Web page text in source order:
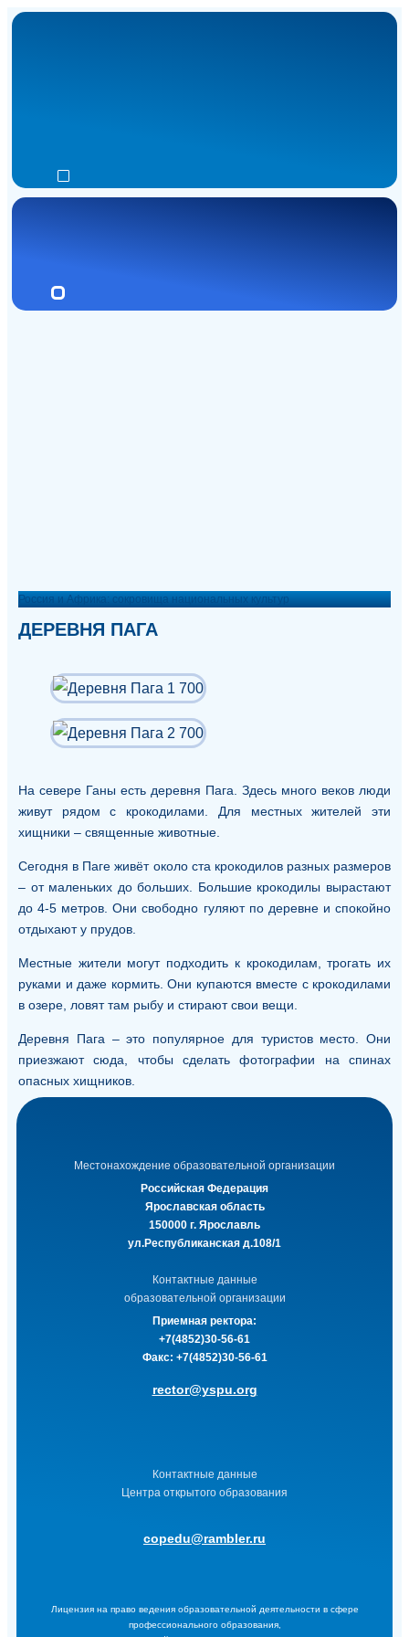
Россия и Африка: сокровища национальных культур
ДЕРЕВНЯ ПАГА
На севере Ганы есть деревня Пага. Здесь много веков люди
живут рядом с крокодилами. Для местных жителей эти
хищники – священные животные.
Сегодня в Паге живёт около ста крокодилов разных размеров
– от маленьких до больших. Большие крокодилы вырастают
до 4-5 метров. Они свободно гуляют по деревне и спокойно
отдыхают у прудов.
Местные жители могут подходить к крокодилам, трогать их
руками и даже кормить. Они купаются вместе с крокодилами
в озере, ловят там рыбу и стирают свои вещи.
Деревня Пага – это популярное для туристов место. Они
приезжают сюда, чтобы сделать фотографии на спинах
опасных хищников.
Местонахождение образовательной организации
Российская Федерация
Ярославская область
150000 г. Ярославль
ул.Республиканская д.108/1
Контактные данные
образовательной организации
Приемная ректора:
+7(4852)30-56-61
Факс: +7(4852)30-56-61
rector@yspu.org
Контактные данные
Центра открытого образования
copedu@rambler.ru
Лицензия на право ведения образовательной деятельности в сфере
профессионального образования,